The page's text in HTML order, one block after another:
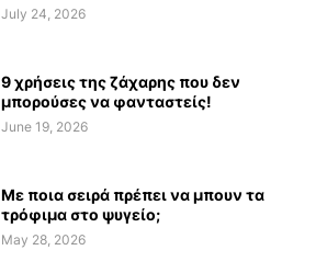
July 24, 2026
9 χρήσεις της ζάχαρης που δεν
μπορούσες να φανταστείς!
June 19, 2026
Με ποια σειρά πρέπει να μπουν τα
τρόφιμα στο ψυγείο;
May 28, 2026